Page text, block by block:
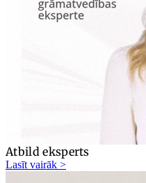
Atbild eksperts
Lasīt vairāk >